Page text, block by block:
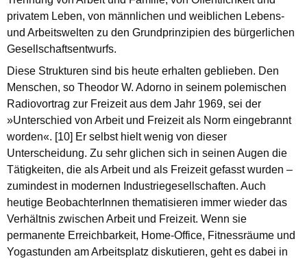
privatem Leben, von männlichen und weiblichen Lebens-
und Arbeitswelten zu den Grundprinzipien des bürgerlichen
Gesellschaftsentwurfs.
Diese Strukturen sind bis heute erhalten geblieben. Den
Menschen, so Theodor W. Adorno in seinem polemischen
Radiovortrag zur Freizeit aus dem Jahr 1969, sei der
»Unterschied von Arbeit und Freizeit als Norm eingebrannt
worden«. [10] Er selbst hielt wenig von dieser
Unterscheidung. Zu sehr glichen sich in seinen Augen die
Tätigkeiten, die als Arbeit und als Freizeit gefasst wurden –
zumindest in modernen Industriegesellschaften. Auch
heutige BeobachterInnen thematisieren immer wieder das
Verhältnis zwischen Arbeit und Freizeit. Wenn sie
permanente Erreichbarkeit, Home-Office, Fitnessräume und
Yogastunden am Arbeitsplatz diskutieren, geht es dabei in